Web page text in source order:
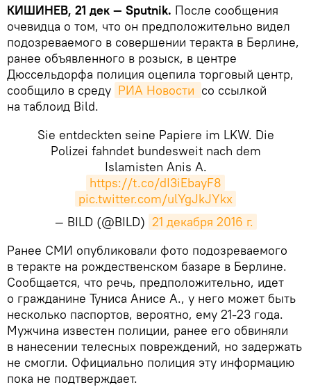
КИШИНЕВ, 21 дек — Sputnik. После сообщения
очевидца о том, что он предположительно видел
подозреваемого в совершении теракта в Берлине,
ранее объявленного в розыск, в центре
Дюссельдорфа полиция оцепила торговый центр,
сообщило в среду РИА Новости со ссылкой
на таблоид Bild.
Sie entdeckten seine Papiere im LKW. Die
Polizei fahndet bundesweit nach dem
Islamisten Anis A.
https://t.co/dI3iEbayF8
pic.twitter.com/ulYgJkJYkx
— BILD (@BILD) 21 декабря 2016 г.
Ранее СМИ опубликовали фото подозреваемого
в теракте на рождественском базаре в Берлине.
Сообщается, что речь, предположительно, идет
о гражданине Туниса Анисе А., у него может быть
несколько паспортов, вероятно, ему 21-23 года.
Мужчина известен полиции, ранее его обвиняли
в нанесении телесных повреждений, но задержать
не смогли. Официально полиция эту информацию
пока не подтверждает.